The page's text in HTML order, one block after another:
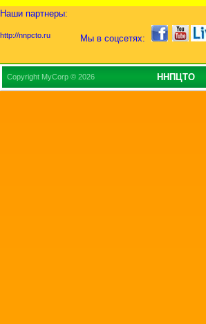
Наши партнеры:
Мы в соцсетях:
http://nnpcto.ru
Copyright MyCorp © 2026 ННПЦТО